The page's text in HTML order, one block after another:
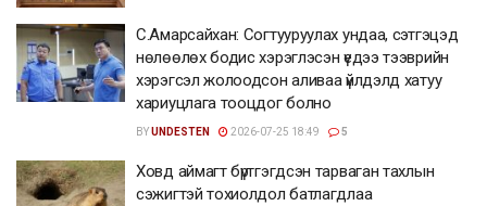
С.Амарсайхан: Согтууруулах ундаа, сэтгэцэд
нөлөөлөх бодис хэрэглэсэн үедээ тээврийн
хэрэгсэл жолоодсон аливаа үйлдэлд хатуу
хариуцлага тооцдог болно
BYUNDESTEN 2026-07-25 18:49 5
Ховд аймагт бүртгэгдсэн тарваган тахлын
сэжигтэй тохиолдол батлагдлаа